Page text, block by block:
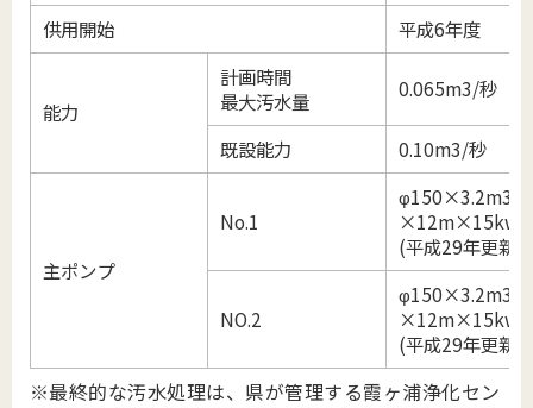
供用開始
平成6年度
能力
計画時間
最大汚水量
0.065m3/秒
既設能力 0.10m3/秒
主ポンプ
No.1
φ150×3.2m3
×12m×15kw
(平成29年更新
NO.2
φ150×3.2m3
×12m×15kw
(平成29年更新
※最終的な汚水処理は、県が管理する霞ヶ浦浄化セン